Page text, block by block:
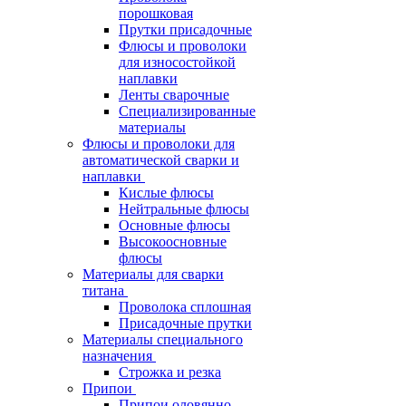
порошковая
Прутки присадочные
Флюсы и проволоки
для износостойкой
наплавки
Ленты сварочные
Специализированные
материалы
Флюсы и проволоки для
автоматической сварки и
наплавки
Кислые флюсы
Нейтральные флюсы
Основные флюсы
Высокоосновные
флюсы
Материалы для сварки
титана
Проволока сплошная
Присадочные прутки
Материалы специального
назначения
Строжка и резка
Припои